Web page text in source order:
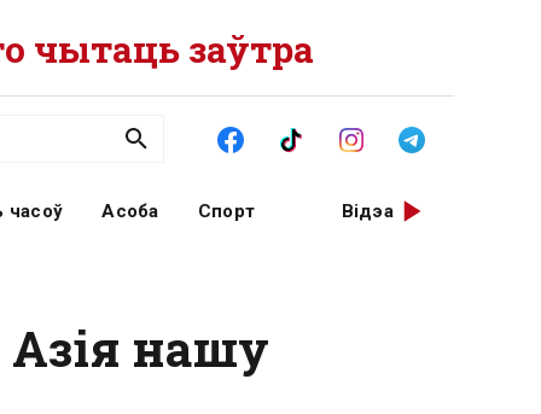
чытаць заўтра
часоў Асоба Спорт Відэа
Азія нашу